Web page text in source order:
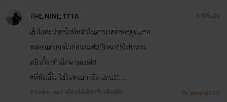
THE NINE 1718
เข้าใจค่ะ!ว่าหน้าที่หลัวในอานาคตของคุณเธอ
หล่อ!แต่บอกไวก่อนนะค่ะ!(อิจฉา!!!)ไปหวาน
สยิวกิ๊วๆกันไกลๆเลยค่ะ!
#ที่พิมงี้ไม่ใช่ไรหรอก เขิลแทน!!!...
จากตอน: ep2 เกือบได้เสียวกับเสือสมิง
8 ปีที่แล้ว
ตอบกลับ (1)